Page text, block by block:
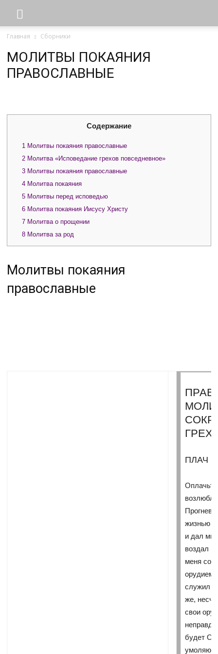
Главная Сборники
МОЛИТВЫ ПОКАЯНИЯ
ПРАВОСЛАВНЫЕ
Содержание
1 Молитвы покаяния православные
2 Молитва «Исповедание грехов повседневное»
3 Молитвы покаяния православные
4 Молитва покаяния
5 Молитвы перед исповедью
6 Молитва покаяния Иисусу Христу
7 Молитва о прощении
8 Молитва за род
Молитвы покаяния
православные
ПЛАЧ
жизнью
и дал
воздал
меня
орудием
служил
же,
свои
будет Он
умоляю